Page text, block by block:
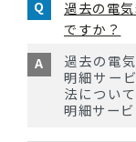
過去の電
ですか？
過去の電
明細サー
法につい
明細サー